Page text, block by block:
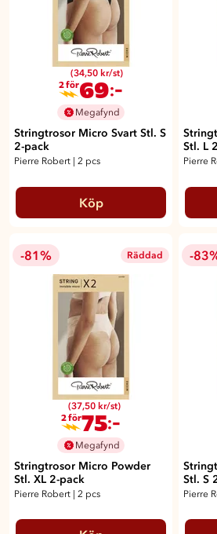
(34,50 kr/st)
2 för69:-
Megafynd
Stringtrosor Micro Svart Stl. S
2-pack
Pierre Robert 2 pcs
Köp
Stl. L
Pierre
-81% Räddad
(37,50 kr/st)
2 för75:-
Megafynd
Stringtrosor Micro Powder
Stl. XL 2-pack
Pierre Robert | 2 pcs
-
Stl. S
Pierre